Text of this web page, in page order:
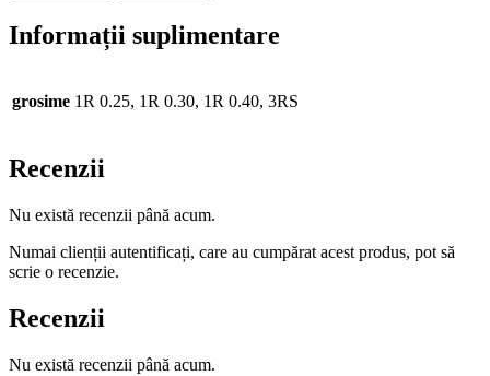
Informații suplimentare
grosime 1R 0.25, 1R 0.30, 1R 0.40, 3RS
Recenzii
Nu există recenzii până acum.
Numai clienții autentificați, care au cumpărat acest produs, pot să
scrie o recenzie.
Recenzii
Nu există recenzii până acum.